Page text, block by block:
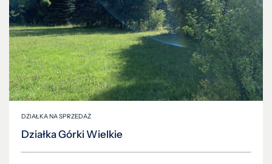
DZIAŁKA NA SPRZEDAŻ
Działka Górki Wielkie